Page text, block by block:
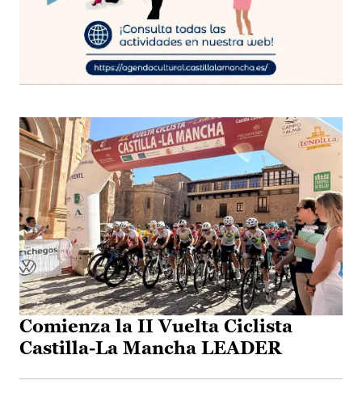
Comienza la II Vuelta Ciclista
Castilla-La Mancha LEADER